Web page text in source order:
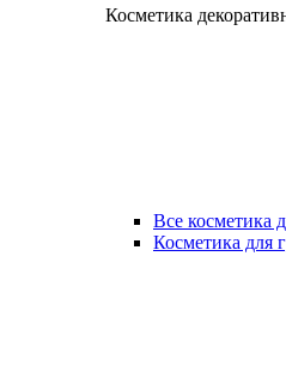
Косметика
Все косметика
Косметика для